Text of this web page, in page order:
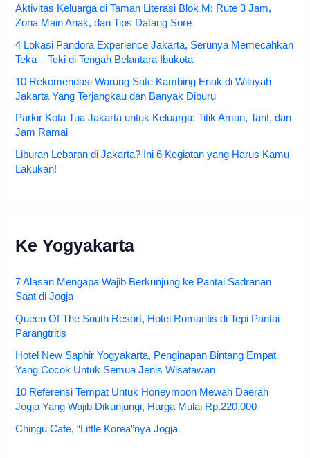
Aktivitas Keluarga di Taman Literasi Blok M: Rute 3 Jam,
Zona Main Anak, dan Tips Datang Sore
4 Lokasi Pandora Experience Jakarta, Serunya Memecahkan
Teka – Teki di Tengah Belantara Ibukota
10 Rekomendasi Warung Sate Kambing Enak di Wilayah
Jakarta Yang Terjangkau dan Banyak Diburu
Parkir Kota Tua Jakarta untuk Keluarga: Titik Aman, Tarif, dan
Jam Ramai
Liburan Lebaran di Jakarta? Ini 6 Kegiatan yang Harus Kamu
Lakukan!
Ke Yogyakarta
7 Alasan Mengapa Wajib Berkunjung ke Pantai Sadranan
Saat di Jogja
Queen Of The South Resort, Hotel Romantis di Tepi Pantai
Parangtritis
Hotel New Saphir Yogyakarta, Penginapan Bintang Empat
Yang Cocok Untuk Semua Jenis Wisatawan
10 Referensi Tempat Untuk Honeymoon Mewah Daerah
Jogja Yang Wajib Dikunjungi, Harga Mulai Rp.220.000
Chingu Cafe, “Little Korea”nya Jogja